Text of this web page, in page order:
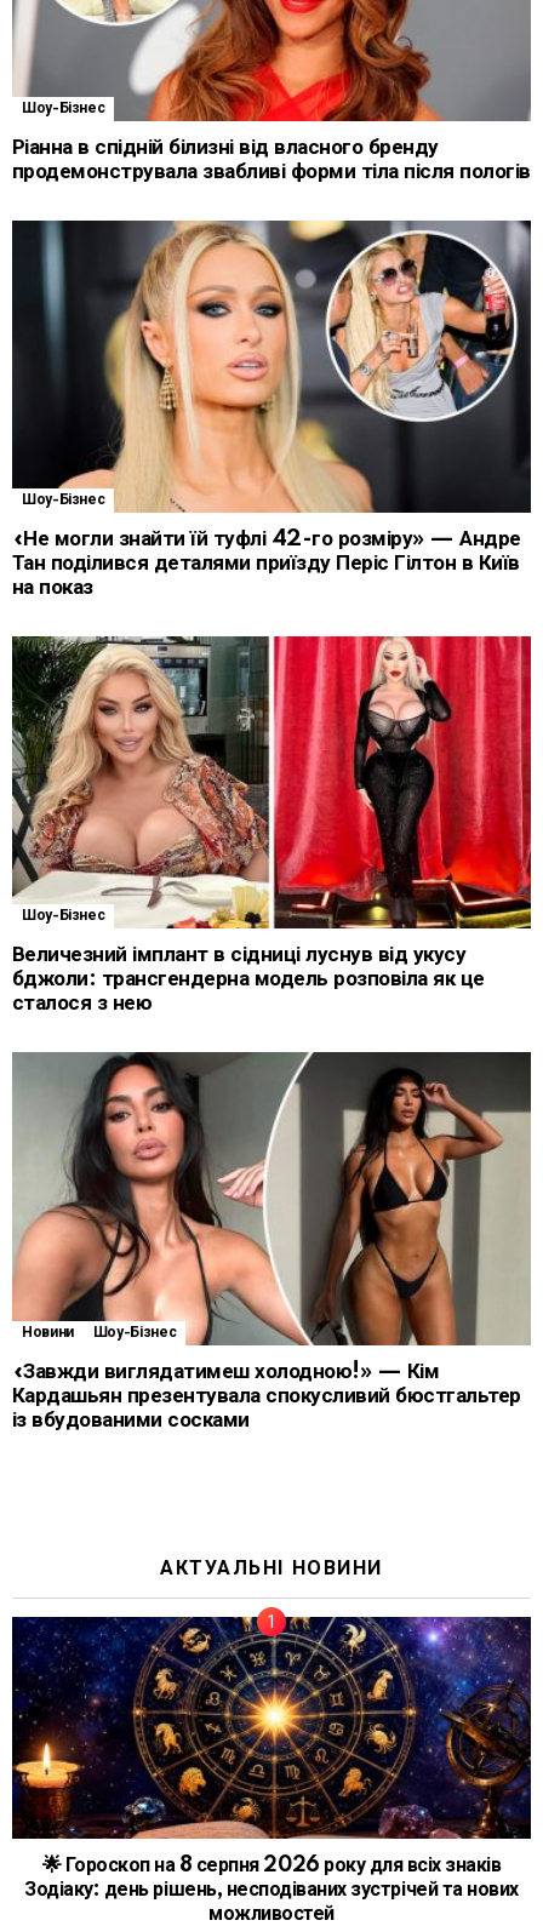
Шоу-Бізнес
Ріанна в спідній білизні від власного бренду
продемонструвала звабливі форми тіла після пологів
Шоу-Бізнес
«Не могли знайти їй туфлі 42-го розміру» — Андре
Тан поділився деталями приїзду Періс Гілтон в Київ
на показ
Шоу-Бізнес
Величезний імплант в сідниці луснув від укусу
бджоли: трансгендерна модель розповіла як це
сталося з нею
Новини Шоу-Бізнес
«Завжди виглядатимеш холодною!» — Кім
Кардашьян презентувала спокусливий бюстгальтер
із вбудованими сосками
АКТУАЛЬНІ НОВИНИ
🌟 Гороскоп на 8 серпня 2026 року для всіх знаків
Зодіаку: день рішень, несподіваних зустрічей та нових
можливостей